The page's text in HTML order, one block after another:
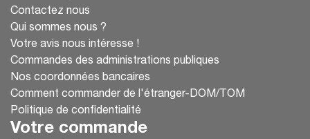
Contactez nous
Qui sommes nous ?
Votre avis nous intéresse !
Commandes des administrations publiques
Nos coordonnées bancaires
Comment commander de l'étranger-DOM/TOM
Politique de confidentialité
Votre commande